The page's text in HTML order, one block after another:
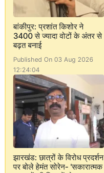
बांकीपुर: प्रशांत किशोर ने
3400 से ज्यादा वोटों के अंतर से
बढ़त बनाई
Published On 03 Aug 2026
12:24:04
झारखंड: छात्रों के विरोध प्रदर्शन
पर बोले हेमंत सोरेन- 'सकारात्मक